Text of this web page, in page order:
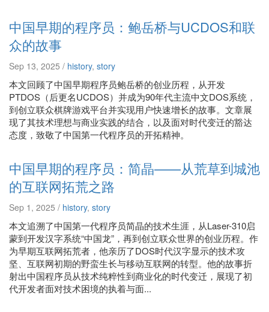
中国早期的程序员：鲍岳桥与UCDOS和联
众的故事
Sep 13, 2025 / history, story
本文回顾了中国早期程序员鲍岳桥的创业历程，从开发
PTDOS（后更名UCDOS）并成为90年代主流中文DOS系统，
到创立联众棋牌游戏平台并实现用户快速增长的故事。文章展
现了其技术理想与商业实践的结合，以及面对时代变迁的豁达
态度，致敬了中国第一代程序员的开拓精神。
中国早期的程序员：简晶——从荒草到城池
的互联网拓荒之路
Sep 1, 2025 / history, story
本文追溯了中国第一代程序员简晶的技术生涯，从Laser-310启
蒙到开发汉字系统“中国龙”，再到创立联众世界的创业历程。作
为早期互联网拓荒者，他亲历了DOS时代汉字显示的技术攻
坚、互联网初期的野蛮生长与移动互联网的转型。他的故事折
射出中国程序员从技术纯粹性到商业化的时代变迁，展现了初
代开发者面对技术困境的执着与面...